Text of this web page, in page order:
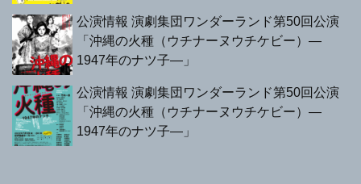
公演情報 演劇集団ワンダーランド第50回公演
「沖縄の火種（ウチナーヌウチケビー）—
1947年のナツ子—」
公演情報 演劇集団ワンダーランド第50回公演
「沖縄の火種（ウチナーヌウチケビー）—
1947年のナツ子—」